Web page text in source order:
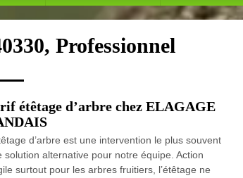
Professionnel
étêtage d’arbre chez ELAGAGE
d’arbre est une intervention le plus souvent
solution alternative pour notre équipe. Action
surtout pour les arbres fruitiers, l’étêtage ne